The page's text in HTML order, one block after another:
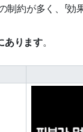
約が多く、「効
あります。